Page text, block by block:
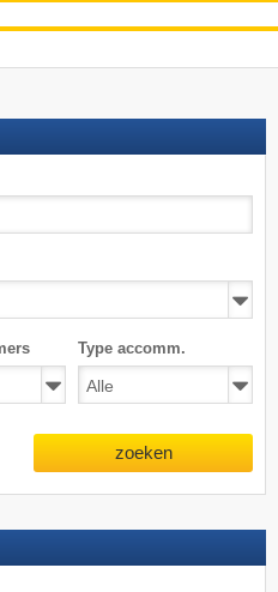
Type accomm.
zoeken